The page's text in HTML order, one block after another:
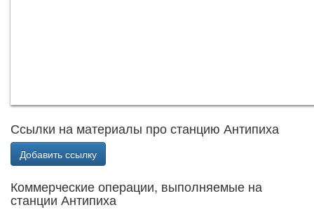
Ссылки на материалы про станцию Антипиха
Добавить ссылку
Коммерческие операции, выполняемые на
станции Антипиха